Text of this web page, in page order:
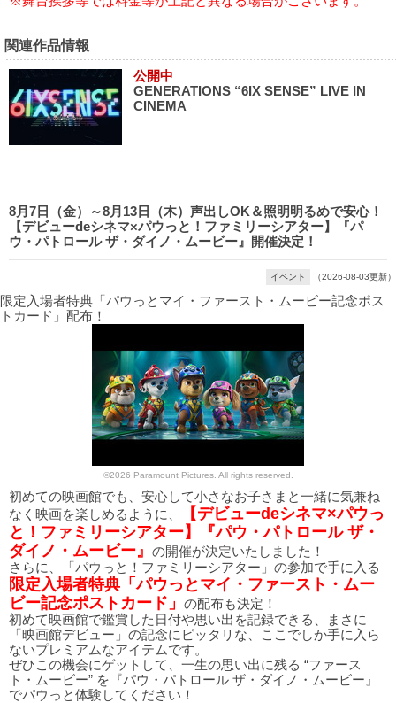
関連作品情報
公開中
GENERATIONS “6IX SENSE” LIVE IN
CINEMA
8月7日（金）～8月13日（木）声出しOK＆照明明るめで安心！
【デビューdeシネマ×パウっと！ファミリーシアター】『パ
ウ・パトロール ザ・ダイノ・ムービー』開催決定！
イベント （2026-08-03更新）
限定入場者特典「パウっとマイ・ファースト・ムービー記念ポス
トカード」配布！
©2026 Paramount Pictures. All rights reserved.
初めての映画館でも、安心して小さなお子さまと一緒に気兼ね
なく映画を楽しめるように、
【デビューdeシネマ×パウっ
と！ファミリーシアター】『パウ・パトロール ザ・
ダイノ・ムービー』
の開催が決定いたしました！
さらに、「パウっと！ファミリーシアター」の参加で手に入る
限定入場者特典「パウっとマイ・ファースト・ムー
ビー記念ポストカード」
の配布も決定！
初めて映画館で鑑賞した日付や思い出を記録できる、まさに
「映画館デビュー」の記念にピッタリな、ここでしか手に入ら
ないプレミアムなアイテムです。
ぜひこの機会にゲットして、一生の思い出に残る “ファース
ト・ムービー” を『パウ・パトロール ザ・ダイノ・ムービー』
でパウっと体験してください！